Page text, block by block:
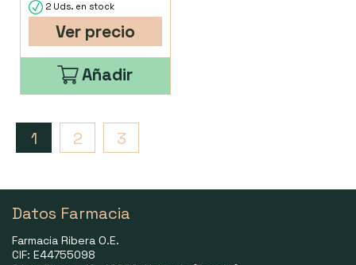
2 Uds. en stock
Ver precio
Añadir
1 2 3
Datos Farmacia
Farmacia Ribera O.E.
CIF: E44755098